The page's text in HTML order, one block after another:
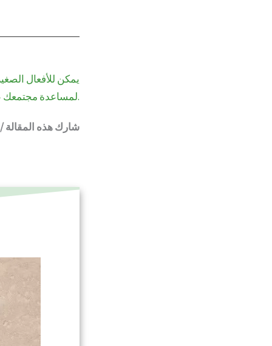
يمكن للأفعال
لمساعدة مجتمعك على إحداث فرق.
شارك هذه المقالة